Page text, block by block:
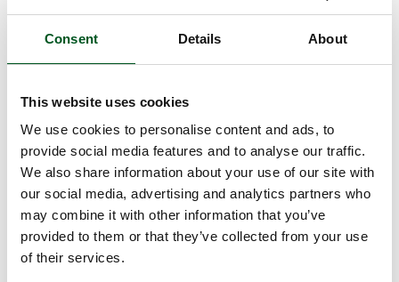
Consent Details About
This website uses cookies
We use cookies to personalise content and ads, to
provide social media features and to analyse our traffic.
We also share information about your use of our site with
our social media, advertising and analytics partners who
may combine it with other information that you’ve
provided to them or that they’ve collected from your use
of their services.
Schwanzbeißen.